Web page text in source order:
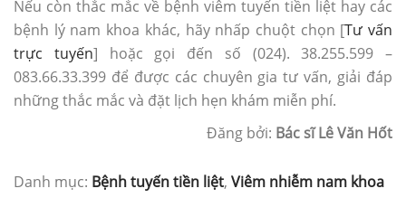
Nếu còn thắc mắc về bệnh viêm tuyến tiền liệt hay các
bệnh lý nam khoa khác, hãy nhấp chuột chọn [Tư vấn
trực tuyến] hoặc gọi đến số (024). 38.255.599 –
083.66.33.399 để được các chuyên gia tư vấn, giải đáp
những thắc mắc và đặt lịch hẹn khám miễn phí.
Đăng bởi: Bác sĩ Lê Văn Hốt
Danh mục: Bệnh tuyến tiền liệt, Viêm nhiễm nam khoa